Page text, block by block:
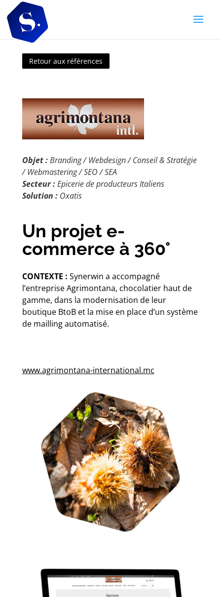
Retour aux références
Objet :Branding / Webdesign / Conseil & Stratégie
/ Webmastering / SEO / SEA
Secteur :Epicerie de producteurs Italiens
Solution :Oxatis
Un projet e-
commerce à 360°
CONTEXTE : Synerwin a accompagné
l’entreprise Agrimontana, chocolatier haut de
gamme, dans la modernisation de leur
boutique BtoB et la mise en place d’un système
de mailling automatisé.
www.agrimontana-international.mc